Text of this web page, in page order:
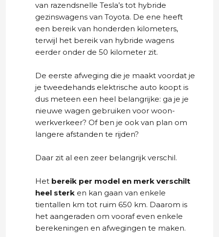
van razendsnelle Tesla’s tot hybride
gezinswagens van Toyota. De ene heeft
een bereik van honderden kilometers,
terwijl het bereik van hybride wagens
eerder onder de 50 kilometer zit.
De eerste afweging die je maakt voordat je
je tweedehands elektrische auto koopt is
dus meteen een heel belangrijke: ga je je
nieuwe wagen gebruiken voor woon-
werkverkeer? Of ben je ook van plan om
langere afstanden te rijden?
Daar zit al een zeer belangrijk verschil.
Het bereik per model en merk verschilt
heel sterk en kan gaan van enkele
tientallen km tot ruim 650 km. Daarom is
het aangeraden om vooraf even enkele
berekeningen en afwegingen te maken.